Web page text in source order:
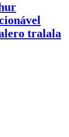
tralala